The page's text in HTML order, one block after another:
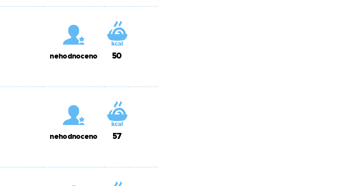
nehodnoceno 50
nehodnoceno 57